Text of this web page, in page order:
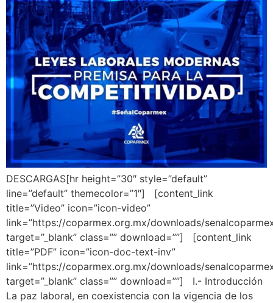
DESCARGAS[hr height=”30″ style=”default”
line=”default” themecolor=”1″] [content_link
title=”Video” icon=”icon-video”
link=”https://coparmex.org.mx/downloads/
target=”_blank” class=”” download=””] [content_link
title=”PDF” icon=”icon-doc-text-inv”
link=”https://coparmex.org.mx/downloads/
target=”_blank” class=”” download=””] I.- Introducción
La paz laboral, en coexistencia con la vigencia de los